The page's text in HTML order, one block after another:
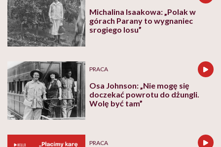
Michalina Isaakowa: „Polak w
górach Parany to wygnaniec
srogiego losu”
PRACA
Osa Johnson: „Nie mogę się
doczekać powrotu do dżungli.
Wolę być tam”
PRACA